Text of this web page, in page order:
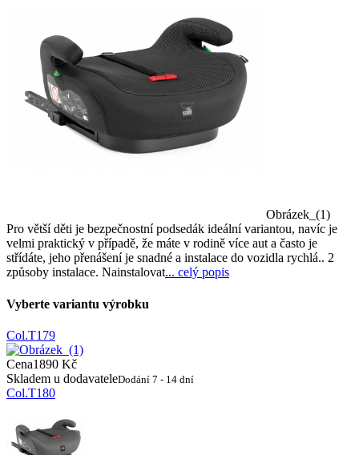
Obrázek_(1)
Pro větší děti je bezpečnostní podsedák ideální variantou, navíc je
velmi praktický v případě, že máte v rodině více aut a často je
střídáte, jeho přenášení je snadné a instalace do vozidla rychlá.. 2
způsoby instalace. Nainstalovat... celý popis
Vyberte variantu výrobku
Col.T179
Cena1890 Kč
Skladem u dodavateleDodání 7 - 14 dní
Col.T180